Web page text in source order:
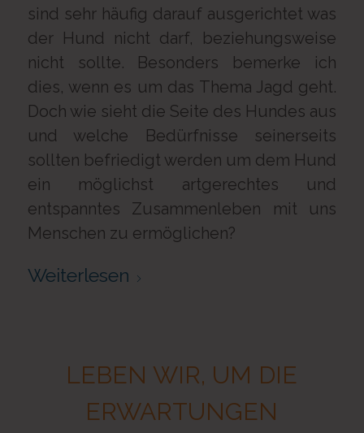
sind sehr häufig darauf ausgerichtet was
der Hund nicht darf, beziehungsweise
nicht sollte. Besonders bemerke ich
dies, wenn es um das Thema Jagd geht.
Doch wie sieht die Seite des Hundes aus
und welche Bedürfnisse seinerseits
sollten befriedigt werden um dem Hund
ein möglichst artgerechtes und
entspanntes Zusammenleben mit uns
Menschen zu ermöglichen?
Weiterlesen
LEBEN WIR, UM DIE
ERWARTUNGEN